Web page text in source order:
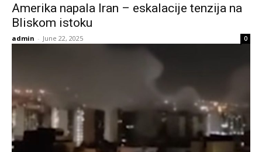
Amerika napala Iran – eskalacije tenzija na
Bliskom istoku
admin - June 22, 2025 0